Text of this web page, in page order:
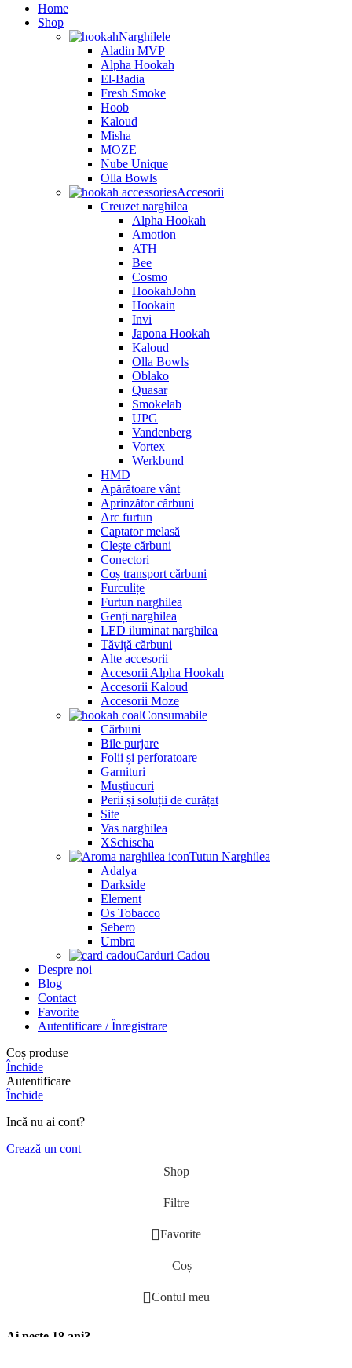
Home
Shop
Narghilele
Aladin MVP
Alpha Hookah
El-Badia
Fresh Smoke
Hoob
Kaloud
Misha
MOZE
Nube Unique
Olla Bowls
Accesorii
Creuzet narghilea
Alpha Hookah
Amotion
ATH
Bee
Cosmo
HookahJohn
Hookain
Invi
Japona Hookah
Kaloud
Olla Bowls
Oblako
Quasar
Smokelab
UPG
Vandenberg
Vortex
Werkbund
HMD
Apărătoare vânt
Aprinzător cărbuni
Arc furtun
Captator melasă
Clește cărbuni
Conectori
Coș transport cărbuni
Furculițe
Furtun narghilea
Genți narghilea
LED iluminat narghilea
Tăviță cărbuni
Alte accesorii
Accesorii Alpha Hookah
Accesorii Kaloud
Accesorii Moze
Consumabile
Cărbuni
Bile purjare
Folii și perforatoare
Garnituri
Muștiucuri
Perii și soluții de curățat
Site
Vas narghilea
XSchischa
Tutun Narghilea
Adalya
Darkside
Element
Os Tobacco
Sebero
Umbra
Carduri Cadou
Despre noi
Blog
Contact
Favorite
Autentificare / Înregistrare
Coș produse
Închide
Autentificare
Închide
Incă nu ai cont?
Crează un cont
Shop
Filtre
Favorite
Coș
Contul meu
Ai peste 18 ani?